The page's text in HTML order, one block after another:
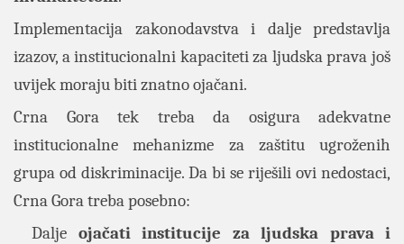
Implementacija zakonodavstva i dalje predstavlja
izazov, a institucionalni kapaciteti za ljudska prava još
uvijek moraju biti znatno ojačani.
Crna Gora tek treba da osigura adekvatne
institucionalne mehanizme za zaštitu ugroženih
grupa od diskriminacije. Da bi se riješili ovi nedostaci,
Crna Gora treba posebno:
Dalje ojačati institucije za ljudska prava i